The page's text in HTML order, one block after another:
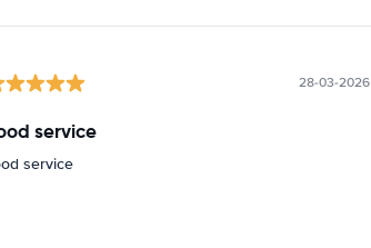
28-03-2026
service
service